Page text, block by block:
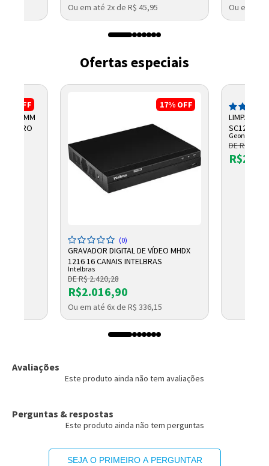
Ou em até 2x de R$ 45,95 Ou em até
Ofertas especiais
OFF
59 4MM
PRO
17% OFF
(0)
GRAVADOR DIGITAL DE VÍDEO MHDX
1216 16 CANAIS INTELBRAS
Intelbras
DE R$ 2.420,28
R$2.016,90
Ou em até 6x de R$ 336,15
LIMPA
SC120ML
Geonav
DE R$ 28,90
Avaliações
Este produto ainda não tem avaliações
Perguntas & respostas
Este produto ainda não tem perguntas
SEJA O PRIMEIRO A PERGUNTAR